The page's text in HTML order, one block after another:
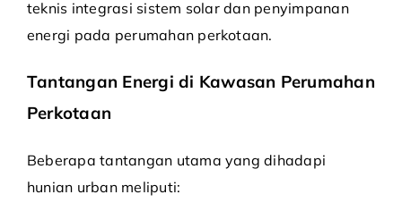
teknis integrasi sistem solar dan penyimpanan
energi pada perumahan perkotaan.
Tantangan Energi di Kawasan Perumahan
Perkotaan
Beberapa tantangan utama yang dihadapi
hunian urban meliputi: